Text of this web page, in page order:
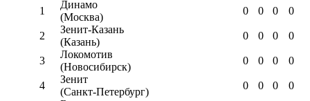
1
Динамо
(Москва)
0 0 0 0
2
Зенит-Казань
(Казань)
0 0 0 0
3
Локомотив
(Новосибирск)
0 0 0 0
4
Зенит
(Санкт-Петербург)
0 0 0 0